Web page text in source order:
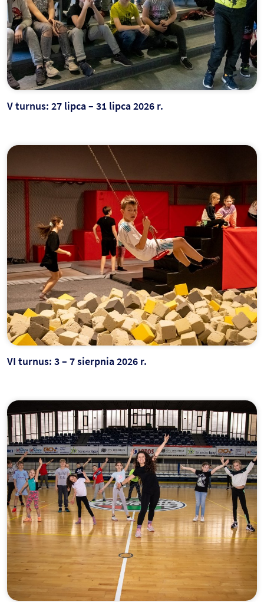
V turnus: 27 lipca – 31 lipca 2026 r.
VI turnus: 3 – 7 sierpnia 2026 r.